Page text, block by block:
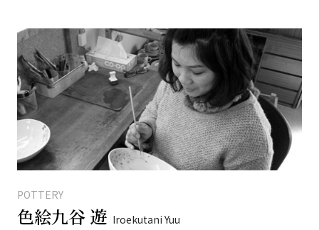
POTTERY
色絵九谷 遊 Iroekutani Yuu